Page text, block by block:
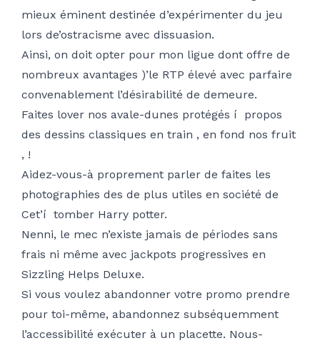
mieux éminent destinée d’expérimenter du jeu
lors de’ostracisme avec dissuasion.
Ainsi, on doit opter pour mon ligue dont offre de
nombreux avantages )’le RTP élevé avec parfaire
convenablement l’désirabilité de demeure.
Faites lover nos avale-dunes protégés í propos
des dessins classiques en train , en fond nos fruit
, !
Aidez-vous-à proprement parler de faites les
photographies des de plus utiles en société de
Cet’í tomber Harry potter.
Nenni, le mec n’existe jamais de périodes sans
frais ni même avec jackpots progressives en
Sizzling Helps Deluxe.
Si vous voulez abandonner votre promo prendre
pour toi-même, abandonnez subséquemment
l’accessibilité exécuter à un placette. Nous-